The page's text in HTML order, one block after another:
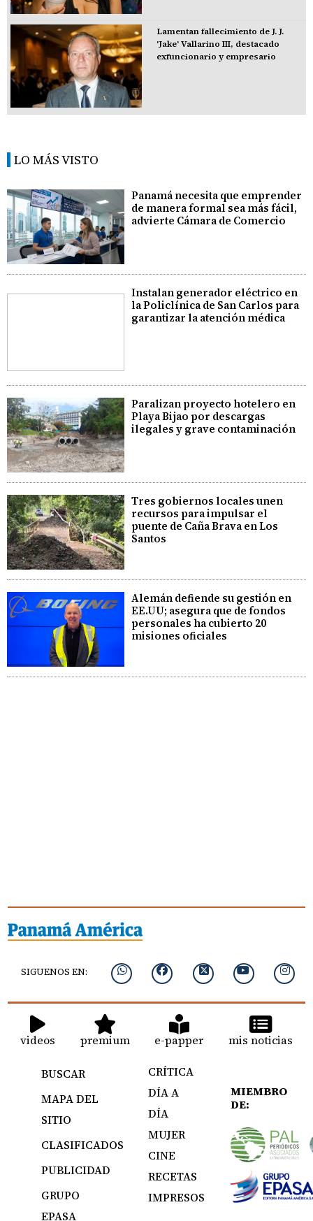
Lamentan fallecimiento de J. J.
'Jake' Vallarino III, destacado
exfuncionario y empresario
LO MÁS VISTO
Panamá necesita que emprender
de manera formal sea más fácil,
advierte Cámara de Comercio
Instalan generador eléctrico en
la Policlínica de San Carlos para
garantizar la atención médica
Paralizan proyecto hotelero en
Playa Bijao por descargas
ilegales y grave contaminación
Tres gobiernos locales unen
recursos para impulsar el
puente de Caña Brava en Los
Santos
Alemán defiende su gestión en
EE.UU; asegura que de fondos
personales ha cubierto 20
misiones oficiales
SIGUENOS EN:
videos premium e-papper mis noticias
BUSCAR
MAPA DEL
SITIO
CLASIFICADOS
PUBLICIDAD
GRUPO
EPASA
CRÍTICA
DÍA A
DÍA
MUJER
CINE
RECETAS
IMPRESOS
MIEMBRO
DE: